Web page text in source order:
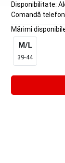
Disponibilitate:
Comandă
Mărimi
M/L
39-44